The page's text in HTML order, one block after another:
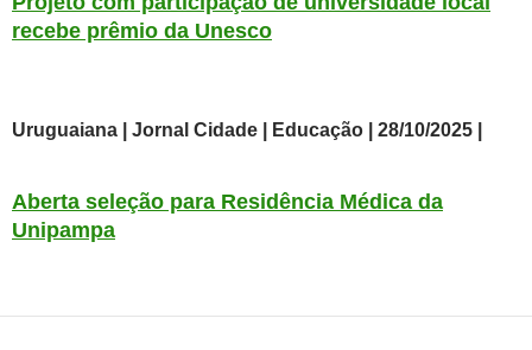
recebe prêmio da Unesco
Uruguaiana | Jornal Cidade | Educação | 28/10/2025 |
Aberta seleção para Residência Médica da
Unipampa